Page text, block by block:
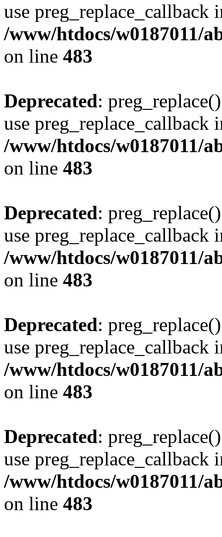
use preg_replace_callback
/www/htdocs/w0187011/
on line 483
Deprecated:
use preg_replace_callback
/www/htdocs/w0187011/
on line 483
Deprecated:
use preg_replace_callback
/www/htdocs/w0187011/
on line 483
Deprecated:
use preg_replace_callback
/www/htdocs/w0187011/
on line 483
Deprecated:
use preg_replace_callback
/www/htdocs/w0187011/
on line 483